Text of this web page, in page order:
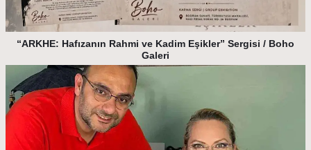
“ARKHE: Hafızanın Rahmi ve Kadim Eşikler” Sergisi / Boho
Galeri